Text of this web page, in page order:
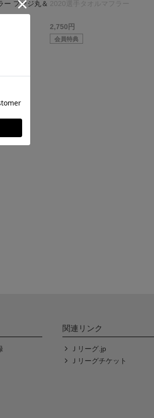
ー ファジ丸＆ 2020選手タオルマフラー
2,750円
会員特典
関連リンク
Ｊリーグ.jp
Ｊリーグチケット